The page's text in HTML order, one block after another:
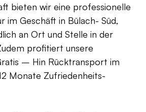
bieten wir eine professionelle
im Geschäft in Bülach- Süd,
an Ort und Stelle in der
profitiert unsere
– Hin Rücktransport im
Monate Zufriedenheits-